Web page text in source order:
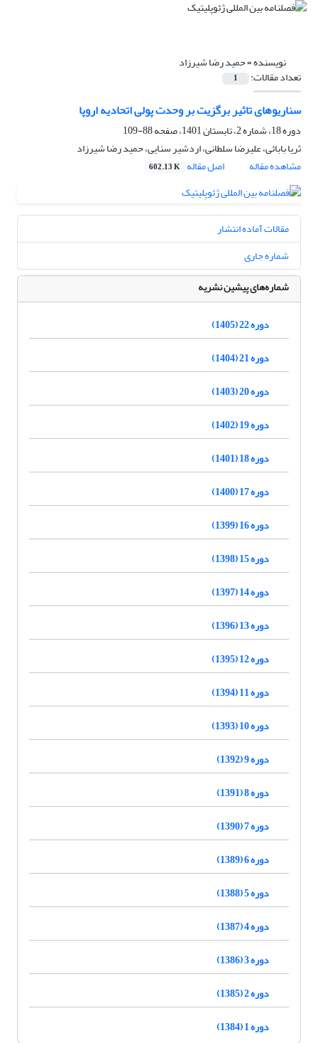
نویسنده =حمید رضا شیرزاد
تعداد مقالات: 1
سناریوهای تاثیر برگزیت بر وحدت پولی اتحادیه اروپا
دوره 18، شماره 2، تابستان 1401، صفحه
88-109
ثریا بابائی، علیرضا سلطانی، اردشیر سنایی، حمید رضا شیرزاد
مشاهده مقاله
اصل مقاله 602.13 K
مقالات آماده انتشار
شماره جاری
شماره‌های پیشین نشریه
دوره 22 (1405)
دوره 21 (1404)
دوره 20 (1403)
دوره 19 (1402)
دوره 18 (1401)
دوره 17 (1400)
دوره 16 (1399)
دوره 15 (1398)
دوره 14 (1397)
دوره 13 (1396)
دوره 12 (1395)
دوره 11 (1394)
دوره 10 (1393)
دوره 9 (1392)
دوره 8 (1391)
دوره 7 (1390)
دوره 6 (1389)
دوره 5 (1388)
دوره 4 (1387)
دوره 3 (1386)
دوره 2 (1385)
دوره 1 (1384)